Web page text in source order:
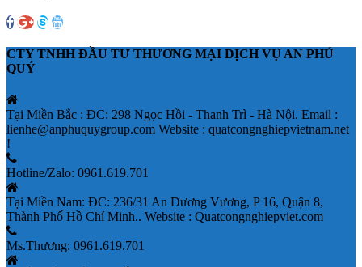
CTY TNHH ĐẦU TƯ THƯƠNG MẠI DỊCH VỤ AN PHÚ
QUÝ
Tại Miền Bắc : ĐC: 298 Ngọc Hồi - Thanh Trì - Hà Nội. Email :
lienhe@anphuquygroup.com Website : quatcongnghiepvietnam.net
!
Hotline/Zalo: 0961.619.701
Tại Miền Nam: ĐC: 236/31 An Dương Vương, P 16, Quận 8,
Thành Phố Hồ Chí Minh.. Website : Quatcongnghiepviet.com
Ms.Thương: 0961.619.701